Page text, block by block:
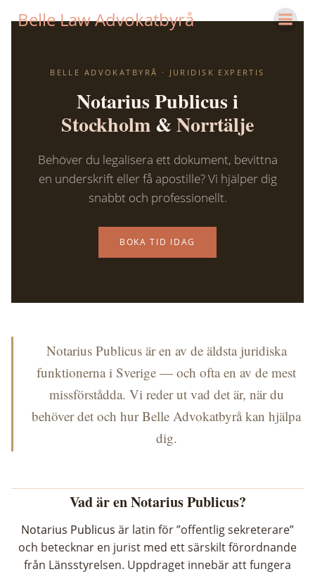
till
Belle Law Advokatbyrå
BELLE ADVOKATBYRÅ · JURIDISK EXPERTIS
Notarius Publicus i
Stockholm&Norrtälje
Behöver du legalisera ett dokument, bevittna
en underskrift eller få apostille? Vi hjälper dig
snabbt och professionellt.
BOKA TID IDAG
Notarius Publicus är en av de äldsta juridiska
funktionerna i Sverige — och ofta en av de mest
missförstådda. Vi reder ut vad det är, när du
behöver det och hur Belle Advokatbyrå kan hjälpa
dig.
Vad är en Notarius Publicus?
Notarius Publicus är latin för ”offentlig sekreterare”
och betecknar en jurist med ett särskilt förordnande
från Länsstyrelsen. Uppdraget innebär att fungera